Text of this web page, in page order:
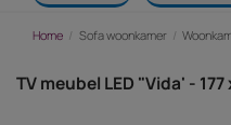
Home Sofa woonkamer
TV meubel LED "Vida' -